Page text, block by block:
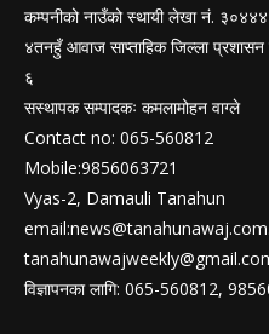
कम्पनीको नाउँको स्थायी लेखा नं.
४तनहुँ आवाज साप्ताहिक जिल्ला
६
सस्थापक सम्पादकः कमलामोहन वाग्ले
Contact no: 065-560812
Mobile:9856063721
Vyas-2, Damauli Tanahun
email:
विज्ञापनका लागि: 065-560812,